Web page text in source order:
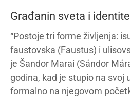
Građanin sveta i
“Postoje tri forme življenja:
faustovska (Faustus) i
je Šandor Marai (Sándor
godina, kad je stupio na svoj
formalno na njegovom